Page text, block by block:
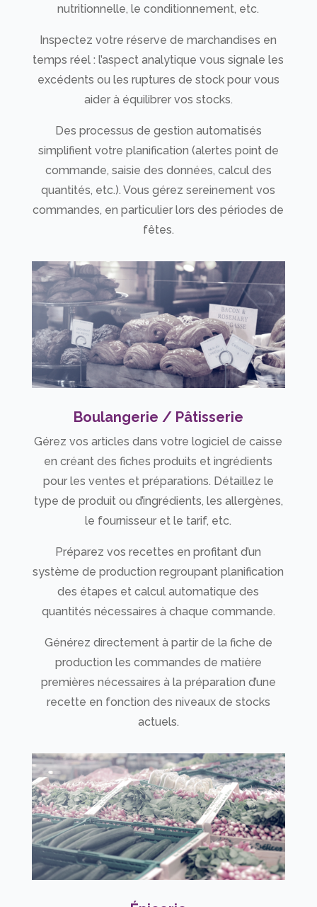
nutritionnelle, le conditionnement, etc.
Inspectez votre réserve de marchandises en
temps réel : l’aspect analytique vous signale les
excédents ou les ruptures de stock pour vous
aider à équilibrer vos stocks.
Des processus de gestion automatisés
simplifient votre planification (alertes point de
commande, saisie des données, calcul des
quantités, etc.). Vous gérez sereinement vos
commandes, en particulier lors des périodes de
fêtes.
Boulangerie / Pâtisserie
Gérez vos articles dans votre logiciel de caisse
en créant des fiches produits et ingrédients
pour les ventes et préparations. Détaillez le
type de produit ou d’ingrédients, les allergènes,
le fournisseur et le tarif, etc.
Préparez vos recettes en profitant d’un
système de production regroupant planification
des étapes et calcul automatique des
quantités nécessaires à chaque commande.
Générez directement à partir de la fiche de
production les commandes de matière
premières nécessaires à la préparation d’une
recette en fonction des niveaux de stocks
actuels.